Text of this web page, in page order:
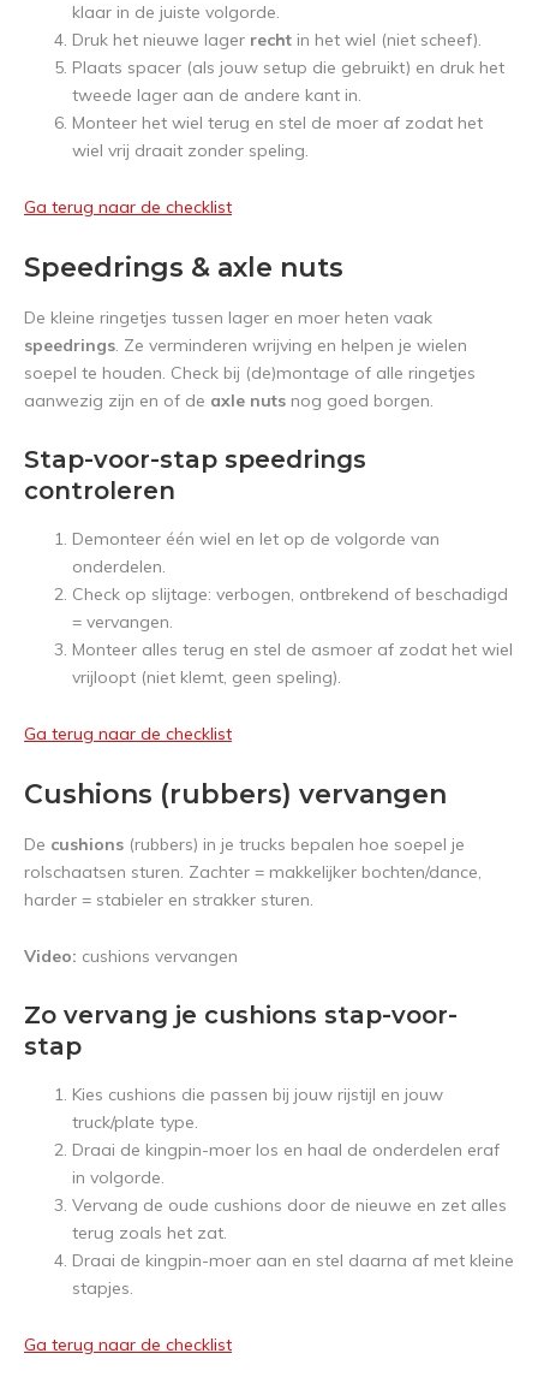
klaar in de juiste volgorde.
Druk het nieuwe lager recht in het wiel (niet scheef).
Plaats spacer (als jouw setup die gebruikt) en druk het
tweede lager aan de andere kant in.
Monteer het wiel terug en stel de moer af zodat het
wiel vrij draait zonder speling.
Ga terug naar de checklist
Speedrings & axle nuts
De kleine ringetjes tussen lager en moer heten vaak
speedrings. Ze verminderen wrijving en helpen je wielen
soepel te houden. Check bij (de)montage of alle ringetjes
aanwezig zijn en of de axle nuts nog goed borgen.
Stap-voor-stap speedrings
controleren
Demonteer één wiel en let op de volgorde van
onderdelen.
Check op slijtage: verbogen, ontbrekend of beschadigd
= vervangen.
Monteer alles terug en stel de asmoer af zodat het wiel
vrijloopt (niet klemt, geen speling).
Ga terug naar de checklist
Cushions (rubbers) vervangen
De cushions (rubbers) in je trucks bepalen hoe soepel je
rolschaatsen sturen. Zachter = makkelijker bochten/dance,
harder = stabieler en strakker sturen.
Video: cushions vervangen
Zo vervang je cushions stap-voor-
stap
Kies cushions die passen bij jouw rijstijl en jouw
truck/plate type.
Draai de kingpin-moer los en haal de onderdelen eraf
in volgorde.
Vervang de oude cushions door de nieuwe en zet alles
terug zoals het zat.
Draai de kingpin-moer aan en stel daarna af met kleine
stapjes.
Ga terug naar de checklist